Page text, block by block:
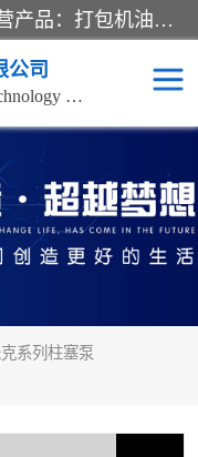
无锡凯乐福智能科技有限公司主营产品：打包机油泵、风冷式油冷却器、液压阀、液压泵、冷却器、过滤器及气动元器件。公司主导生产齿轮泵、齿轮马达、液压阀等产品。共计100多个系列、3000余种规格。覆盖了液压系统的动力元件、控制元件和执行元件，具备较强的成套供货、服务能力。
公司
Wuxi Colourful Intelligent Technology Co., Ltd
系列柱塞泵
冷却泵
泵
阀